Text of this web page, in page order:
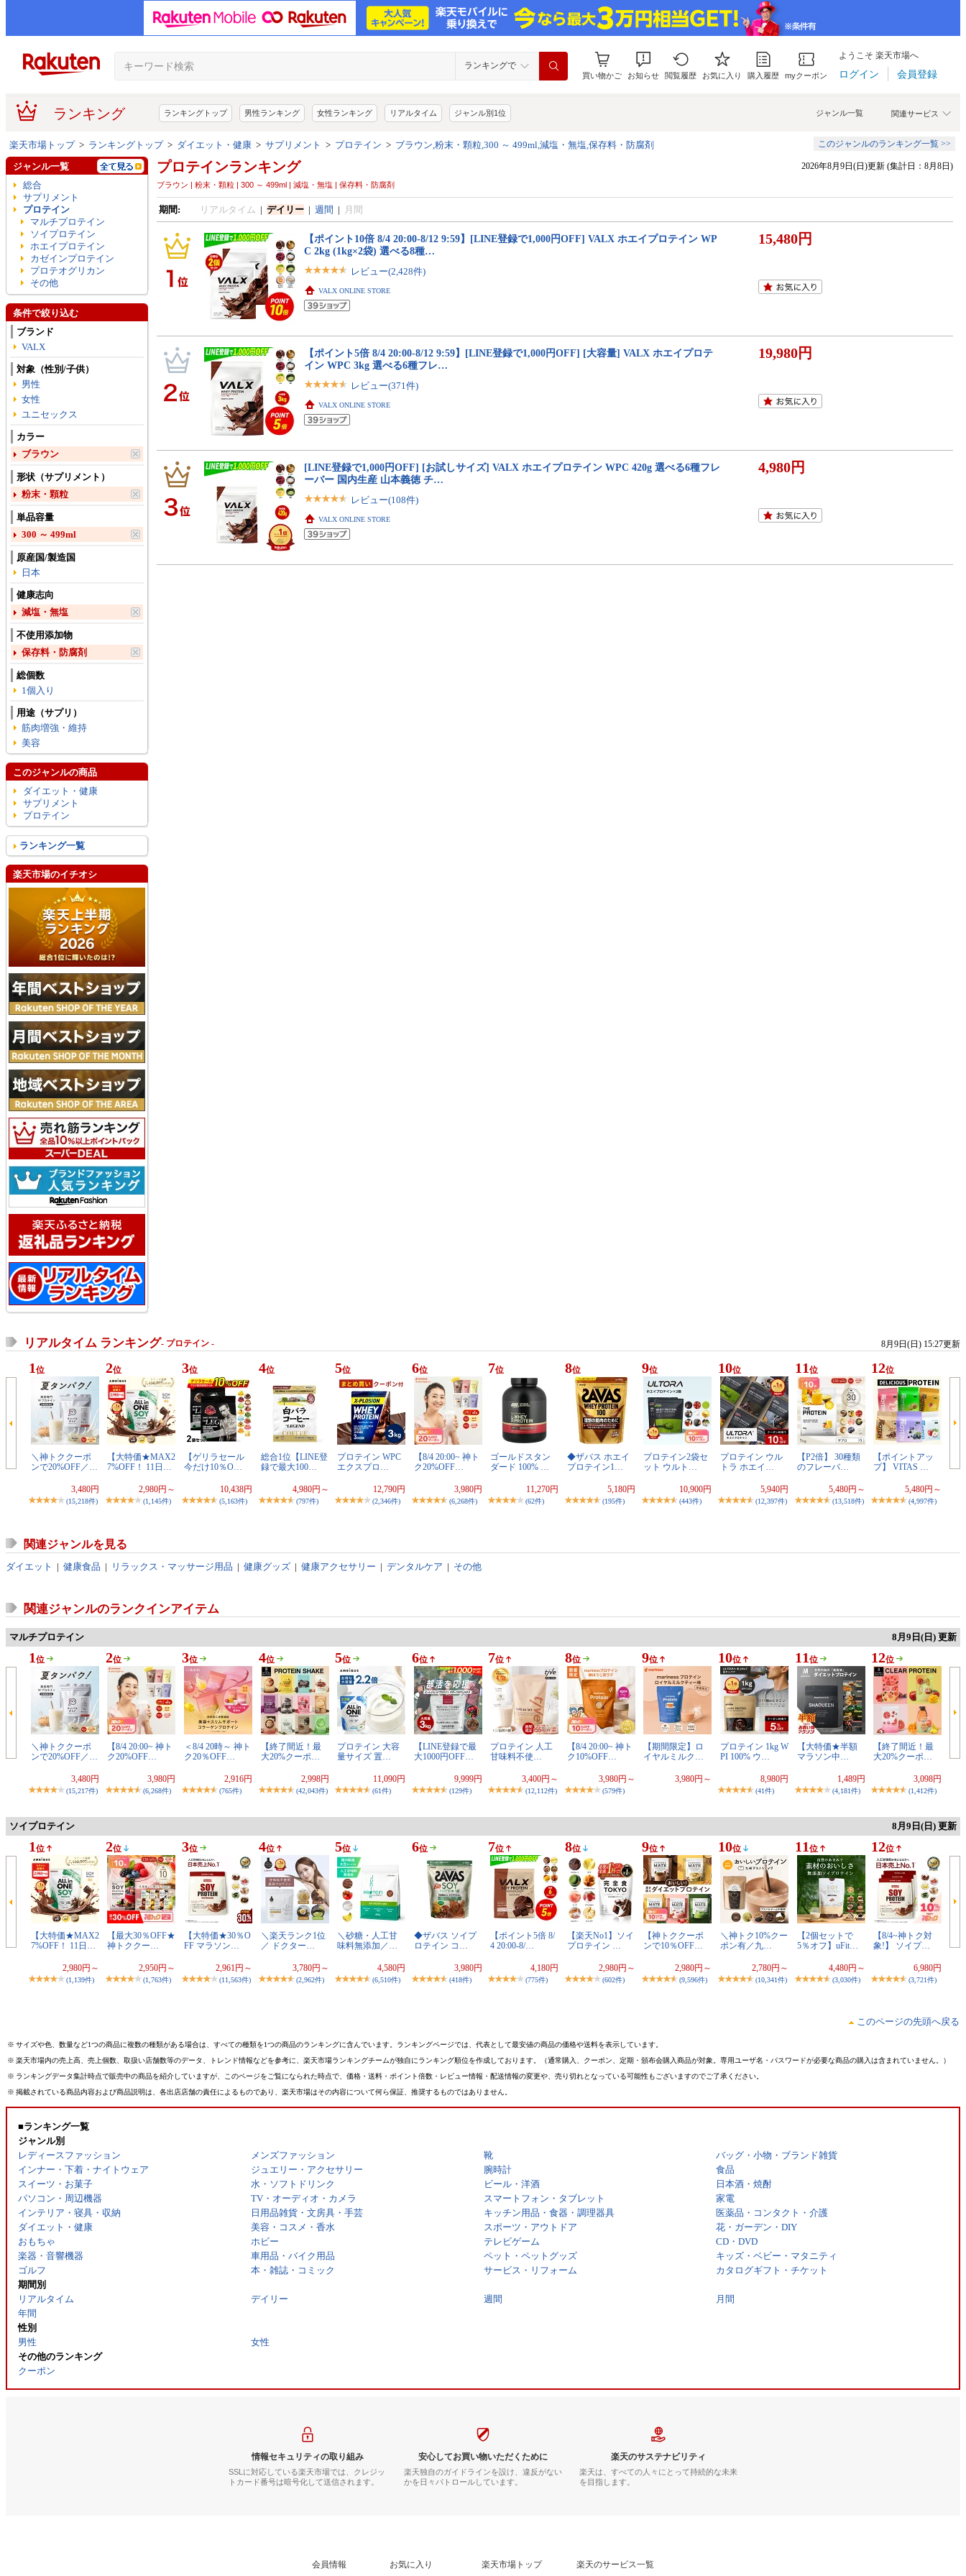
ランキングで
買い物かご お知らせ 閲覧履歴 お気に入り 購入履歴 myクーポン
ようこそ 楽天市場へ
ログイン 会員登録
ランキング 関連サービス
ジャンル一覧
ランキングトップ 男性ランキング 女性ランキング リアルタイム ジャンル別1位
楽天市場トップ> ランキングトップ> ダイエット・健康 > サプリメント > プロテイン > ブラウン,粉末・顆粒,300 ～ 499ml,減塩・無塩,保存料・防腐剤 このジャンルのランキング一覧 >>
プロテインランキング
ブラウン | 粉末・顆粒 | 300 ～ 499ml | 減塩・無塩 | 保存料・防腐剤
2026年8月9日(日)更新 (集計日：8月8日)
期間: リアルタイム | デイリー| 週間 | 月間
【ポイント10倍 8/4 20:00-8/12 9:59】[LINE登録で1,000円OFF] VALX ホエイプロテイン WP
C 2kg (1kg×2袋) 選べる8種…
レビュー(2,428件)
VALX ONLINE STORE
15,480円
【ポイント5倍 8/4 20:00-8/12 9:59】[LINE登録で1,000円OFF] [大容量] VALX ホエイプロテ
イン WPC 3kg 選べる6種フレ…
レビュー(371件)
VALX ONLINE STORE
19,980円
[LINE登録で1,000円OFF] [お試しサイズ] VALX ホエイプロテイン WPC 420g 選べる6種フレ
ーバー 国内生産 山本義徳 チ…
レビュー(108件)
VALX ONLINE STORE
4,980円
ジャンル一覧
総合
サプリメント
プロテイン
マルチプロテイン
ソイプロテイン
ホエイプロテイン
カゼインプロテイン
プロテオグリカン
その他
条件で絞り込む
ブランド
VALX
対象（性別/子供）
男性
女性
ユニセックス
カラー
ブラウン
形状（サプリメント）
粉末・顆粒
単品容量
300 ～ 499ml
原産国/製造国
日本
健康志向
減塩・無塩
不使用添加物
保存料・防腐剤
総個数
1個入り
用途（サプリ）
筋肉増強・維持
美容
このジャンルの商品
ダイエット・健康
サプリメント
プロテイン
ランキング一覧
楽天市場のイチオシ
リアルタイム ランキング- プロテイン - 8月9日(日) 15:27更新
1 位
＼神トククーポ
ンで20%OFF／…
3,480円
(15,218件)
2位
【大特価★MAX2
7%OFF！ 11日…
2,980円～
(1,145件)
3位
【ゲリラセール
今だけ10％O…
10,438円
(5,163件)
4位
総合1位【LINE登
録で最大100…
4,980円～
(797件)
5位
プロテイン WPC
エクスプロ…
12,790円
(2,346件)
6位
【8/4 20:00~ 神ト
ク20%OFF…
3,980円
(6,268件)
7位
ゴールドスタン
ダード 100% …
11,270円
(62件)
8位
◆ザバス ホエイ
プロテイン1…
5,180円
(195件)
9位
プロテイン2袋セ
ット ウルト…
10,900円
(443件)
10位
プロテイン ウル
トラ ホエイ…
5,940円
(12,397件)
11 位
【P2倍】 30種類
のフレーバ…
5,480円～
(13,518件)
12位
【ポイントアッ
プ】 VITAS …
5,480円～
(4,997件)
関連ジャンルを見る
ダイエット | 健康食品 | リラックス・マッサージ用品 | 健康グッズ | 健康アクセサリー | デンタルケア | その他
関連ジャンルのランクインアイテム
マルチプロテイン 8月9日(日) 更新
1 位
＼神トククーポ
ンで20%OFF／…
3,480円
(15,217件)
2位
【8/4 20:00~ 神ト
ク20%OFF…
3,980円
(6,268件)
3位
＜8/4 20時～ 神ト
ク20％OFF…
2,916円
(765件)
4位
【終了間近！最
大20%クーポ…
2,998円
(42,043件)
5位
プロテイン 大容
量サイズ 置…
11,090円
(61件)
6位
【LINE登録で最
大1000円OFF…
9,999円
(129件)
7位
プロテイン 人工
甘味料不使…
3,400円～
(12,112件)
8位
【8/4 20:00~ 神ト
ク10%OFF…
3,980円～
(579件)
9位
【期間限定】ロ
イヤルミルク…
3,980円～
10位
プロテイン 1kg W
PI 100% ウ…
8,980円
(41件)
11 位
【大特価★半額
マラソン中…
1,489円
(4,181件)
12位
【終了間近！最
大20%クーポ…
3,098円
(1,412件)
ソイプロテイン 8月9日(日) 更新
1 位
【大特価★MAX2
7%OFF！ 11日…
2,980円～
(1,139件)
2位
【最大30％OFF★
神トククー…
2,950円～
(1,763件)
3位
【大特価★30％O
FF マラソン…
2,961円～
(11,563件)
4位
＼楽天ランク1位
／ ドクター…
3,780円～
(2,962件)
5位
＼砂糖・人工甘
味料無添加／…
4,580円
(6,510件)
6位
◆ザバス ソイプ
ロテイン コ…
3,980円
(418件)
7位
【ポイント5倍 8/
4 20:00-8/…
4,180円
(775件)
8位
【楽天No1】ソイ
プロテイン …
2,980円～
(602件)
9位
【神トククーポ
ンで10％OFF…
2,980円～
(9,596件)
10位
＼神トク10%クー
ポン有／九…
2,780円～
(10,341件)
11 位
【2個セットで
5％オフ】uFit…
4,480円～
(3,030件)
12位
【8/4~神トク対
象!】 ソイプ…
6,980円
(3,721件)
このページの先頭へ戻る
※ サイズや色、数量など1つの商品に複数の種類がある場合は、すべての種類を1つの商品のランキングに含んでいます。ランキングページでは、代表として最安値の商品の価格や送料を表示しています。
※ 楽天市場内の売上高、売上個数、取扱い店舗数等のデータ、トレンド情報などを参考に、楽天市場ランキングチームが独自にランキング順位を作成しております。（通常購入、クーポン、定期・頒布会購入商品が対象。専用ユーザ名・パスワードが必要な商品の購入は含まれていません。）
※ ランキングデータ集計時点で販売中の商品を紹介していますが、このページをご覧になられた時点で、価格・送料・ポイント倍数・レビュー情報・配送情報の変更や、売り切れとなっている可能性もございますのでご了承ください。
※ 掲載されている商品内容および商品説明は、各出店店舗の責任によるものであり、楽天市場はその内容について何ら保証、推奨するものではありません。
■ランキング一覧
ジャンル別
レディースファッション
メンズファッション 靴
バッグ・小物・ブランド雑貨
インナー・下着・ナイトウェア
ジュエリー・アクセサリー 腕時計
食品
スイーツ・お菓子
水・ソフトドリンク ビール・洋酒
日本酒・焼酎
パソコン・周辺機器
TV・オーディオ・カメラ スマートフォン・タブレット
家電
インテリア・寝具・収納
日用品雑貨・文房具・手芸 キッチン用品・食器・調理器具
医薬品・コンタクト・介護
ダイエット・健康
美容・コスメ・香水 スポーツ・アウトドア
花・ガーデン・DIY
おもちゃ
ホビー テレビゲーム
CD・DVD
楽器・音響機器
車用品・バイク用品 ペット・ペットグッズ
キッズ・ベビー・マタニティ
ゴルフ
本・雑誌・コミック サービス・リフォーム
カタログギフト・チケット
期間別
リアルタイム
デイリー 週間
月間
年間
性別
男性
女性
その他のランキング
クーポン
情報セキュリティの取り組み
SSLに対応している楽天市場では、クレジッ
トカード番号は暗号化して送信されます。
安心してお買い物いただくために
楽天独自のガイドラインを設け、違反がない
かを日々パトロールしています。
楽天のサステナビリティ
楽天は、すべての人々にとって持続的な未来
を目指します。
会員情報 お気に入り 楽天市場トップ 楽天のサービス一覧